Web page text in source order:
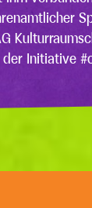
Initiative